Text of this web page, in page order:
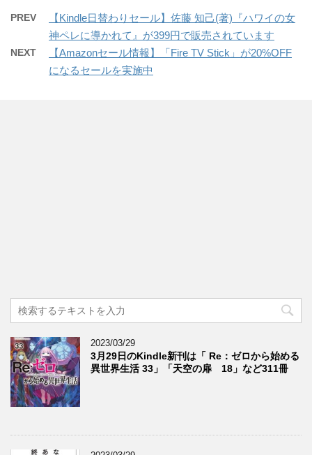
PREV
【Kindle日替わりセール】佐藤 知己(著)『ハワイの女
神ペレに導かれて』が399円で販売されています
NEXT
【Amazonセール情報】「Fire TV Stick」が20%OFF
になるセールを実施中
2023/03/29
3月29日のKindle新刊は「 Re：ゼロから始める
異世界生活 33」「天空の扉 18」など311冊